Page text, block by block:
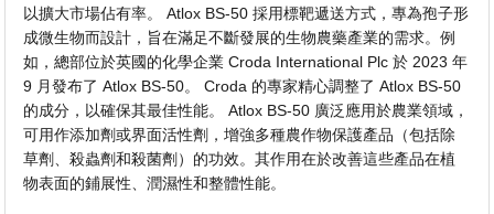
以擴大市場佔有率。 Atlox BS-50 採用標靶遞送方式，專為孢子形
成微生物而設計，旨在滿足不斷發展的生物農藥產業的需求。例
如，總部位於英國的化學企業 Croda International Plc 於 2023 年
9 月發布了 Atlox BS-50。 Croda 的專家精心調整了 Atlox BS-50
的成分，以確保其最佳性能。 Atlox BS-50 廣泛應用於農業領域，
可用作添加劑或界面活性劑，增強多種農作物保護產品（包括除
草劑、殺蟲劑和殺菌劑）的功效。其作用在於改善這些產品在植
物表面的鋪展性、潤濕性和整體性能。